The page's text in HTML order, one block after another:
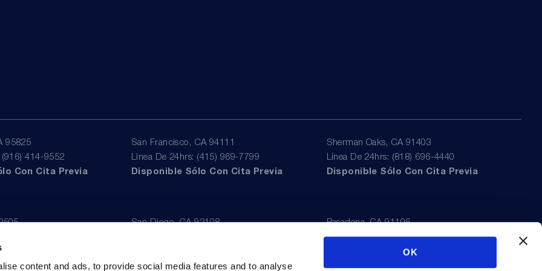
content and ads, to provide social media features and to analyse
OK
95825
(916) 414-9552
Con Cita Previa
San Francisco, CA 94111
Linea De 24hrs: (415) 969-7799
Disponible Sólo Con Cita Previa
Sherman Oaks, CA 91403
Linea De 24hrs: (818) 696-4440
Disponible Sólo Con Cita Previa
Con Cita Previa
San Diego, CA 92108
Pasadena, CA 91106
Linea De 24hrs: (626) 723-3933
Disponible Sólo Con Cita Previa